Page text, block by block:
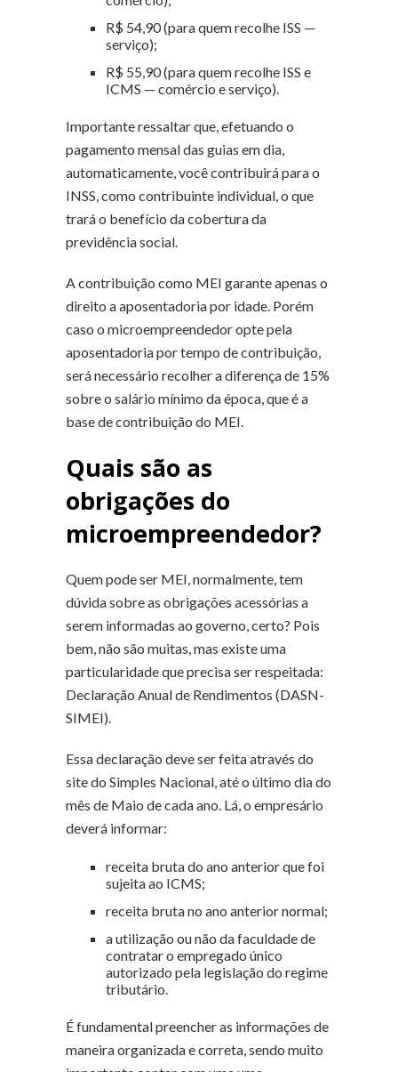
R$ 54,90 (para quem recolhe ISS —
serviço);
R$ 55,90 (para quem recolhe ISS e
ICMS — comércio e serviço).
Importante ressaltar que, efetuando o
pagamento mensal das guias em dia,
automaticamente, você contribuirá para o
INSS, como contribuinte individual, o que
trará o benefício da cobertura da
previdência social.
A contribuição como MEI garante apenas o
direito a aposentadoria por idade. Porém
caso o microempreendedor opte pela
aposentadoria por tempo de contribuição,
será necessário recolher a diferença de 15%
sobre o salário mínimo da época, que é a
base de contribuição do MEI.
Quais são as
obrigações do
microempreendedor?
Quem pode ser MEI, normalmente, tem
dúvida sobre as obrigações acessórias a
serem informadas ao governo, certo? Pois
bem, não são muitas, mas existe uma
particularidade que precisa ser respeitada:
Declaração Anual de Rendimentos (DASN-
SIMEI).
Essa declaração deve ser feita através do
site do Simples Nacional, até o último dia do
mês de Maio de cada ano. Lá, o empresário
deverá informar:
receita bruta do ano anterior que foi
sujeita ao ICMS;
receita bruta no ano anterior normal;
a utilização ou não da faculdade de
contratar o empregado único
autorizado pela legislação do regime
tributário.
É fundamental preencher as informações de
maneira organizada e correta, sendo muito